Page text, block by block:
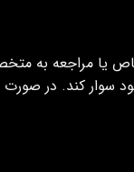
یا مراجعه به
کند. در صورت